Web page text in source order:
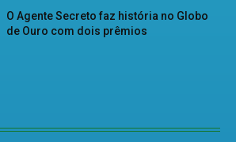
O Agente Secreto faz história no Globo
de Ouro com dois prêmios